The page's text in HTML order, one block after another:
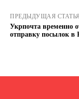
ПРЕДЫДУЩАЯ
Укрпочта временно
отправку посылок в